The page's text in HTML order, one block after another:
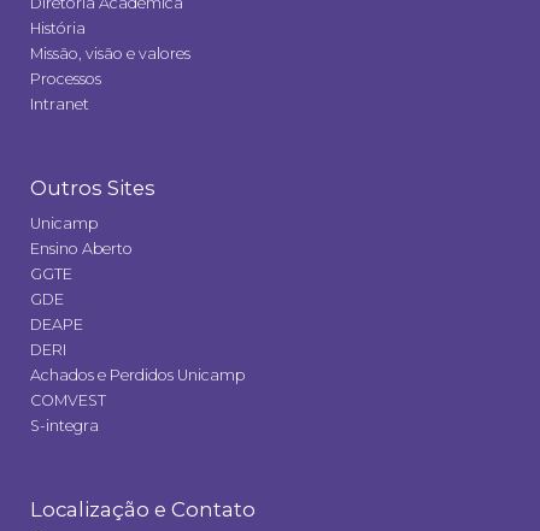
História
Missão, visão e valores
Processos
Intranet
Outros Sites
Unicamp
Ensino Aberto
GGTE
GDE
DEAPE
DERI
Achados e Perdidos Unicamp
COMVEST
S-integra
Localização e Contato